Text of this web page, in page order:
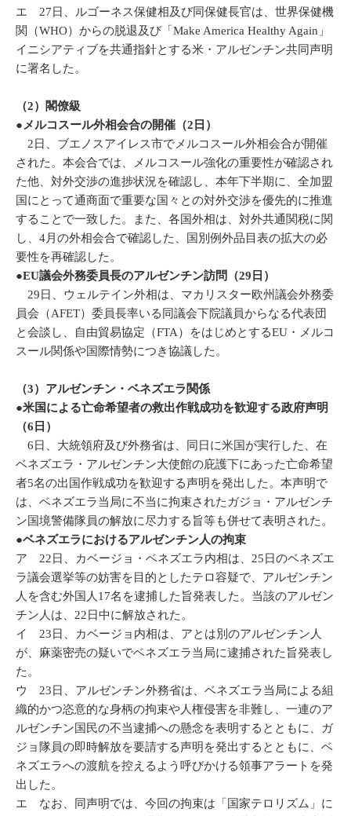
エ 27日、ルゴーネス保健相及び同保健長官は、世界保健機
関（WHO）からの脱退及び「Make America Healthy Again」
イニシアティブを共通指針とする米・アルゼンチン共同声明
に署名した。
（2）閣僚級
●メルコスール外相会合の開催（2日）
2日、ブエノスアイレス市でメルコスール外相会合が開催
された。本会合では、メルコスール強化の重要性が確認され
た他、対外交渉の進捗状況を確認し、本年下半期に、全加盟
国にとって通商面で重要な国々との対外交渉を優先的に推進
することで一致した。また、各国外相は、対外共通関税に関
し、4月の外相会合で確認した、国別例外品目表の拡大の必
要性を再確認した。
●EU議会外務委員長のアルゼンチン訪問（29日）
29日、ウェルテイン外相は、マカリスター欧州議会外務委
員会（AFET）委員長率いる同議会下院議員からなる代表団
と会談し、自由貿易協定（FTA）をはじめとするEU・メルコ
スール関係や国際情勢につき協議した。
（3）アルゼンチン・ベネズエラ関係
●米国による亡命希望者の救出作戦成功を歓迎する政府声明
（6日）
6日、大統領府及び外務省は、同日に米国が実行した、在
ベネズエラ・アルゼンチン大使館の庇護下にあった亡命希望
者5名の出国作戦成功を歓迎する声明を発出した。本声明で
は、ベネズエラ当局に不当に拘束されたガジョ・アルゼンチ
ン国境警備隊員の解放に尽力する旨等も併せて表明された。
●ベネズエラにおけるアルゼンチン人の拘束
ア 22日、カベージョ・ベネズエラ内相は、25日のベネズエ
ラ議会選挙等の妨害を目的としたテロ容疑で、アルゼンチン
人を含む外国人17名を逮捕した旨発表した。当該のアルゼン
チン人は、22日中に解放された。
イ 23日、カベージョ内相は、アとは別のアルゼンチン人
が、麻薬密売の疑いでベネズエラ当局に逮捕された旨発表し
た。
ウ 23日、アルゼンチン外務省は、ベネズエラ当局による組
織的かつ恣意的な身柄の拘束や人権侵害を非難し、一連のア
ルゼンチン国民の不当逮捕への懸念を表明するとともに、ガ
ジョ隊員の即時解放を要請する声明を発出するとともに、ベ
ネズエラへの渡航を控えるよう呼びかける領事アラートを発
出した。
エ なお、同声明では、今回の拘束は「国家テロリズム」に